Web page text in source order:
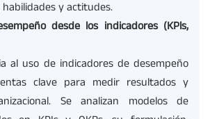
y actitudes.
desde los indicadores (KPls,
al uso de indicadores de desempeño
clave para medir resultados y
Se analizan modelos de